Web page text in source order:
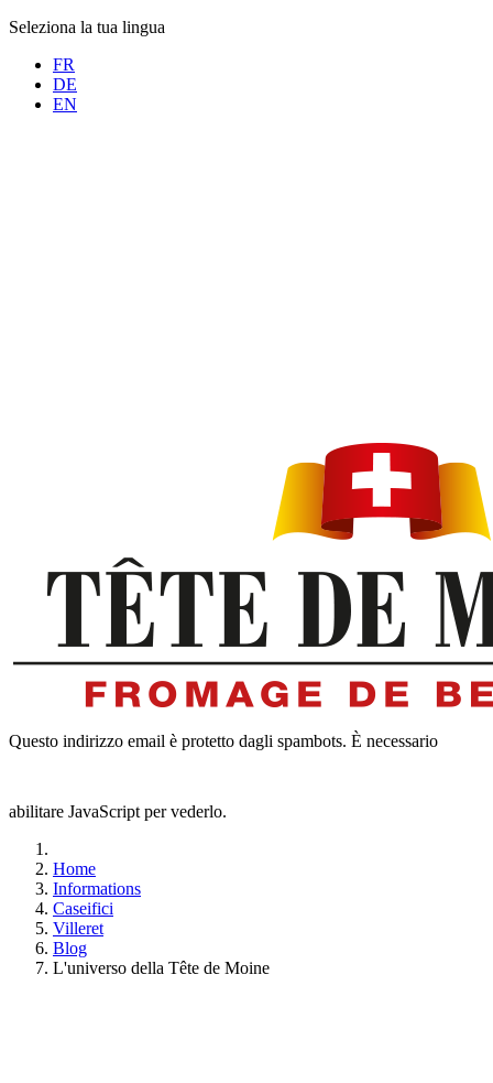
Seleziona la tua lingua
FR
DE
EN
Questo indirizzo email è protetto dagli spambots. È necessario
abilitare JavaScript per vederlo.
Home
Informations
Caseifici
Villeret
Blog
L'universo della Tête de Moine